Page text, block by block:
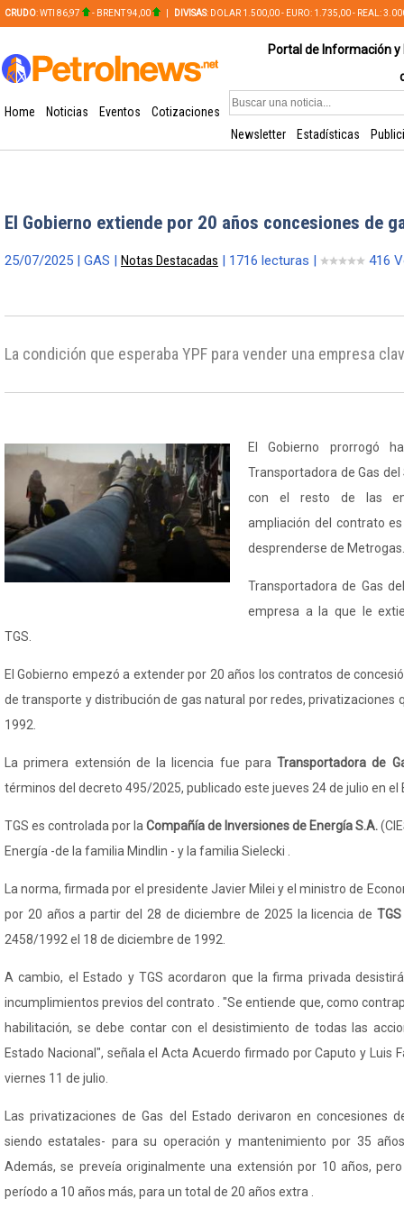
CRUDO: WTI 86,97 - BRENT 94,00 DIVISAS: DOLAR 1.500,00 - EURO: 1.735,00 - REAL:
Portal de Información
Home Noticias Eventos
Cotizaciones
Newsletter
Estadísticas
El Gobierno extiende por 20 años concesiones de
25/07/2025 | GAS | Notas Destacadas | 1716 lecturas | 416
La condición que esperaba YPF para vender una empresa
El Gobierno prorrogó
Transportadora de Gas
con el resto de las
ampliación del contrato
desprenderse de Metrogas.
Transportadora de Gas
empresa a la que le
TGS.
El Gobierno empezó a extender por 20 años los contratos de
de transporte y distribución de gas natural por redes, privatizaciones
1992.
La primera extensión de la licencia fue para Transportadora de
términos del decreto 495/2025, publicado este jueves 24 de julio en el
TGS es controlada por la Compañía de Inversiones de Energía S.A.
Energía -de la familia Mindlin - y la familia Sielecki
La norma, firmada por el presidente Javier Milei y el ministro de
por 20 años a partir del 28 de diciembre de 2025 la licencia de
2458/1992 el 18 de diciembre de 1992.
A cambio, el Estado y TGS acordaron que la firma privada
incumplimientos previos del contrato . "Se entiende que, como
habilitación, se debe contar con el desistimiento de todas las
Estado Nacional", señala el Acta Acuerdo firmado por Caputo y Luis
viernes 11 de julio.
Las privatizaciones de Gas del Estado derivaron en concesiones
siendo estatales- para su operación y mantenimiento por 35
Además, se preveía originalmente una extensión por 10 años,
período a 10 años más, para un total de 20 años extra .